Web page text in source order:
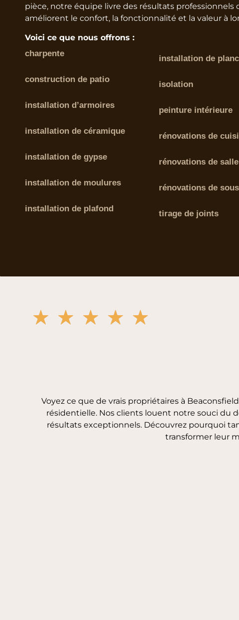
pièce, notre équipe livre des résultats professionnels
améliorent le confort, la fonctionnalité et la valeur à
Voici ce que nous offrons :
charpente
construction de patio
installation d’armoires
installation de céramique
installation de gypse
installation de moulures
installation de plafond
installation de
isolation
peinture intérieure
rénovations de
rénovations de
rénovations de
tirage de joints
Voyez ce que de vrais propriétaires à
résidentielle. Nos clients louent notre souci du
résultats exceptionnels. Découvrez pourquoi
transformer leur